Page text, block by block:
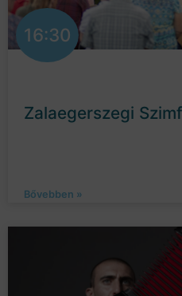
16:30
Zalaegerszegi
Bővebben »